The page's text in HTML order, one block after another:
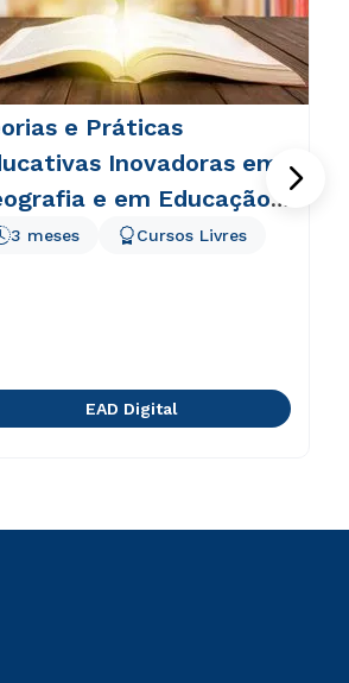
e Práticas
Inovadoras em
e em Educação
3 meses Cursos Livres
EAD Digital